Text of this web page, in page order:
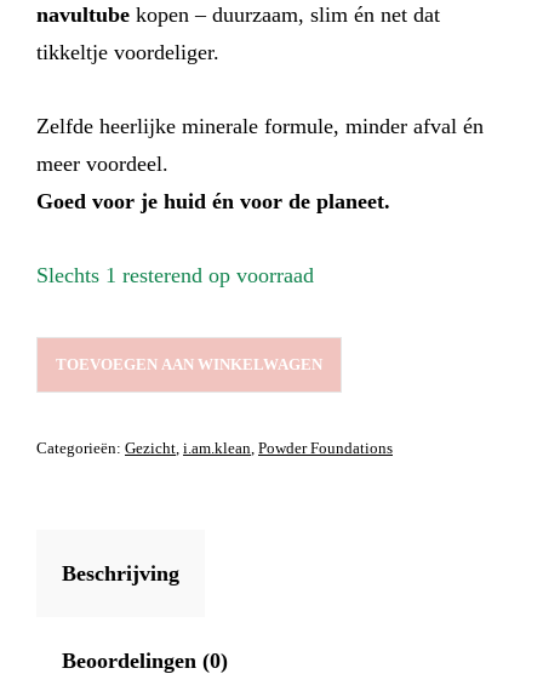
navul­tube kopen – duurzaam, slim én net dat
tikkeltje voordeliger.
Zelfde heerlijke minerale formule, minder afval én
meer voordeel.
Goed voor je huid én voor de planeet.
Slechts 1 resterend op voorraad
MINERAL
FOUNDATION
6G
TOEVOEGEN AAN WINKELWAGEN
Categorieën: Gezicht i.am.klean Powder Foundations
Beschrijving
Beoordelingen (0)